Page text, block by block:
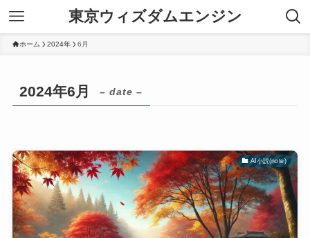
東京ウィズダムエンジン
ホーム 2024年 6月
2024年6月 – date –
AI小説(note)